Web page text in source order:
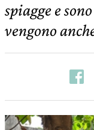
spiagge e
vengono